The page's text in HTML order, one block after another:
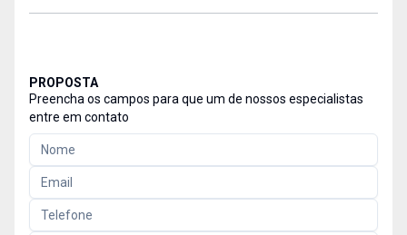
PROPOSTA
Preencha os campos para que um de nossos especialistas
entre em contato